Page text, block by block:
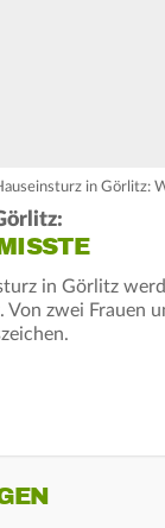
in Görlitz:
in Görlitz
Von zwei Frauen